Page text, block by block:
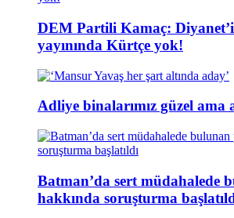
DEM Partili Kamaç:
yayınında Kürtçe yok!
Adliye binalarımız güzel ama
Batman’da sert müdahalede
hakkında soruşturma